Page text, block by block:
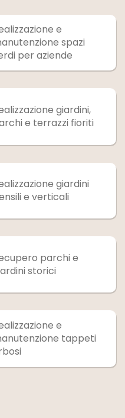
e
spazi
per aziende
giardini,
e terrazzi fioriti
giardini
e verticali
parchi e
storici
e
tappeti